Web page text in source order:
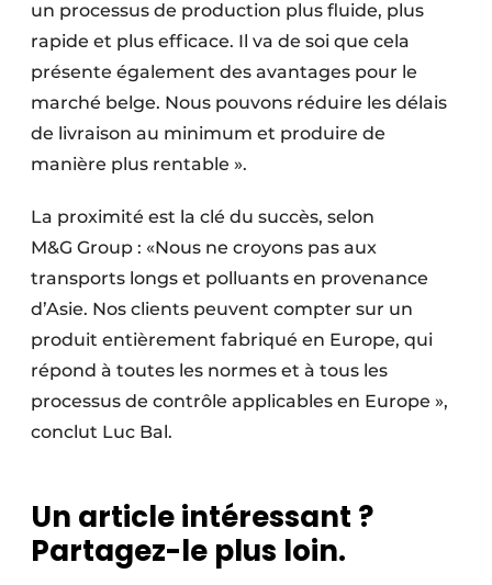
un processus de production plus fluide, plus
rapide et plus ­efficace. Il va de soi que cela
présente également des avantages pour le
marché belge. Nous pouvons réduire les délais
de livraison au minimum et produire de
manière plus rentable ».
La proximité est la clé du succès, selon
M&G Group : «Nous ne croyons pas aux
transports longs et polluants en provenance
d’Asie. Nos clients peuvent compter sur un
produit entièrement fabriqué en Europe, qui
répond à toutes les normes et à tous les
processus de contrôle applicables en Europe »,
conclut Luc Bal.
Un article intéressant ?
Partagez-le plus loin.